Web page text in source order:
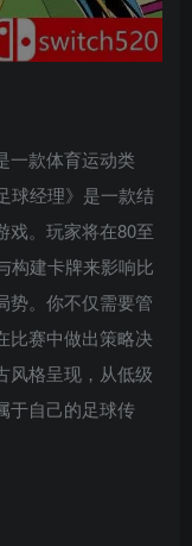
一款体育运动类
球经理》是一款结
戏。玩家将在80至
构建卡牌来影响比
势。你不仅需要管
比赛中做出策略决
风格呈现，从低级
于自己的足球传